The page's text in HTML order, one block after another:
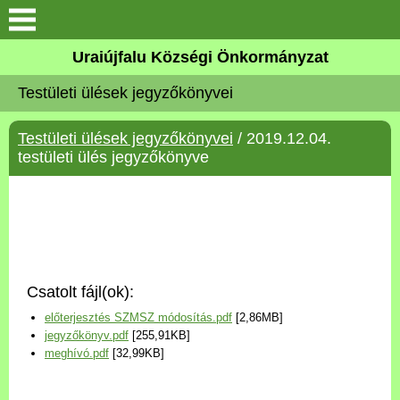
Köszöntő
Elérhetőségek
Uraiújfalu
Választási információk
Versenyképes Járások
Uraiújfalu Községi Önkormányzat
Testületi ülések jegyzőkönyvei
Testületi ülések jegyzőkönyvei / 2019.12.04.
testületi ülés jegyzőkönyve
Csatolt fájl(ok):
előterjesztés SZMSZ módosítás.pdf [2,86MB]
jegyzőkönyv.pdf [255,91KB]
meghívó.pdf [32,99KB]